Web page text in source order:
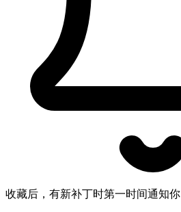
收藏后，有新补丁时第一时间通知你